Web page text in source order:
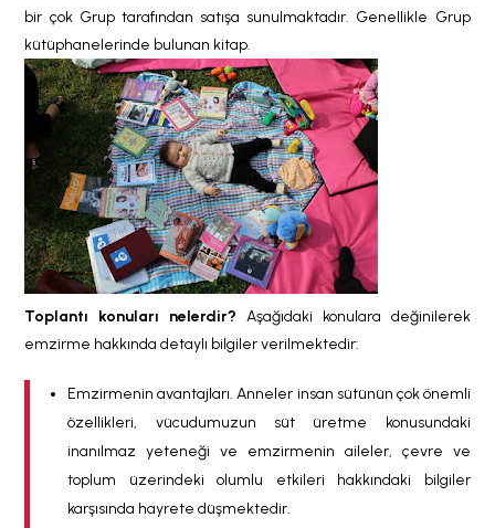
bir çok Grup tarafından satışa sunulmaktadır. Genellikle Grup
kütüphanelerinde bulunan kitap.
Toplantı konuları nelerdir? Aşağıdaki konulara değinilerek
emzirme hakkında detaylı bilgiler verilmektedir:
Emzirmenin avantajları. Anneler insan sütünün çok önemli
özellikleri, vücudumuzun süt üretme konusundaki
inanılmaz yeteneği ve emzirmenin aileler, çevre ve
toplum üzerindeki olumlu etkileri hakkındaki bilgiler
karşısında hayrete düşmektedir.